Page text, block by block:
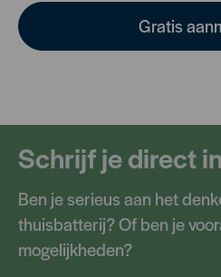
Gratis
Schrijf je direct
Ben je serieus aan het
thuisbatterij? Of ben je
mogelijkheden?